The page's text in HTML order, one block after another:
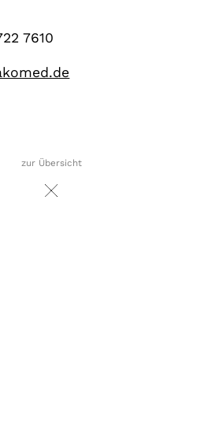
7610
zur Übersicht